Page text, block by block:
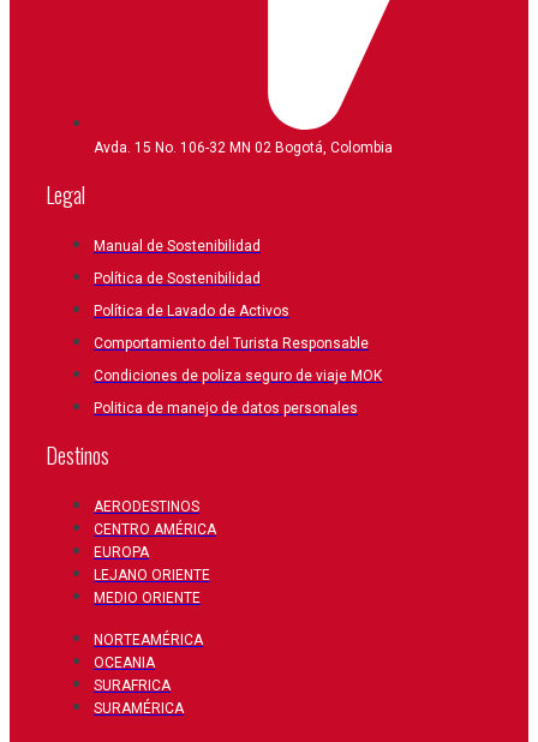
Avda. 15 No. 106-32 MN 02 Bogotá, Colombia
Legal
Manual de Sostenibilidad
Política de Sostenibilidad
Política de Lavado de Activos
Comportamiento del Turista Responsable
Condiciones de poliza seguro de viaje MOK
Politica de manejo de datos personales
Destinos
AERODESTINOS
CENTRO AMÉRICA
EUROPA
LEJANO ORIENTE
MEDIO ORIENTE
NORTEAMÉRICA
OCEANIA
SURAFRICA
SURAMÉRICA